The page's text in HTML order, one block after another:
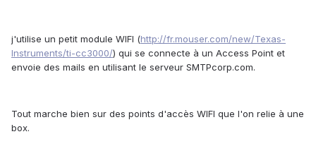
j'utilise un petit module WIFI (http://fr.mouser.com/new/Texas-
Instruments/ti-cc3000/) qui se connecte à un Access Point et
envoie des mails en utilisant le serveur SMTPcorp.com.
Tout marche bien sur des points d'accès WIFI que l'on relie à une
box.